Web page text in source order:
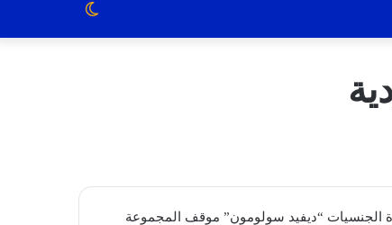
الجنسيات “ديفيد سولومون” موقف المجموعة